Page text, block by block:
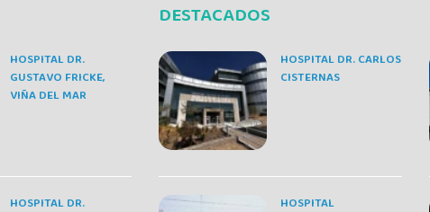
HOSPITAL DR.
GUSTAVO FRICKE,
VIÑA DEL MAR
HOSPITAL DR.
DESTACADOS
HOSPITAL DR. CARLOS
CISTERNAS
HOSPITAL